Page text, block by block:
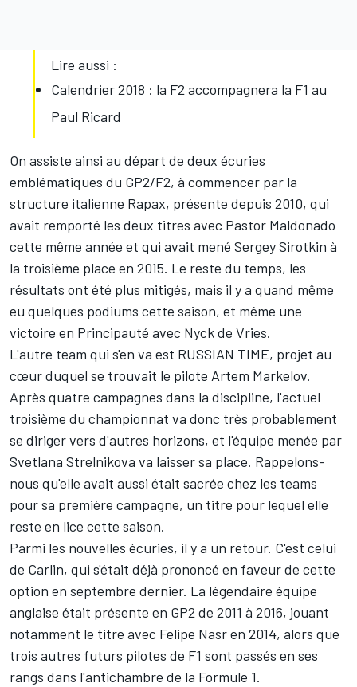
Lire aussi :
Calendrier 2018 : la F2 accompagnera la F1 au
Paul Ricard
On assiste ainsi au départ de deux écuries
emblématiques du GP2/F2, à commencer par la
structure italienne Rapax, présente depuis 2010, qui
avait remporté les deux titres avec Pastor Maldonado
cette même année et qui avait mené Sergey Sirotkin à
la troisième place en 2015. Le reste du temps, les
résultats ont été plus mitigés, mais il y a quand même
eu quelques podiums cette saison, et même une
victoire en Principauté avec Nyck de Vries.
L'autre team qui s'en va est RUSSIAN TIME, projet au
cœur duquel se trouvait le pilote Artem Markelov.
Après quatre campagnes dans la discipline, l'actuel
troisième du championnat va donc très probablement
se diriger vers d'autres horizons, et l'équipe menée par
Svetlana Strelnikova va laisser sa place. Rappelons-
nous qu'elle avait aussi était sacrée chez les teams
pour sa première campagne, un titre pour lequel elle
reste en lice cette saison.
Parmi les nouvelles écuries, il y a un retour. C'est celui
de Carlin, qui s'était déjà prononcé en faveur de cette
option en septembre dernier. La légendaire équipe
anglaise était présente en GP2 de 2011 à 2016, jouant
notamment le titre avec Felipe Nasr en 2014, alors que
trois autres futurs pilotes de F1 sont passés en ses
rangs dans l'antichambre de la Formule 1.